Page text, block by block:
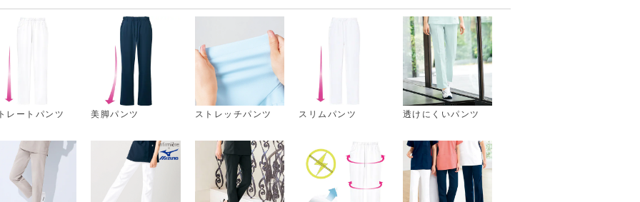
レートパンツ 美脚パンツ ストレッチパンツ スリムパンツ 透けにくいパンツ